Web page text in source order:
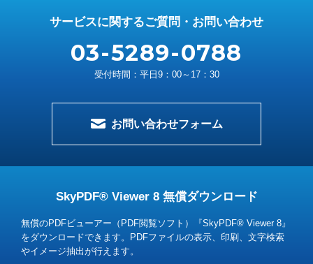
サービスに関するご質問・お問い合わせ
03-5289-0788
受付時間：平日9：00～17：30
お問い合わせフォーム
SkyPDF® Viewer 8 無償ダウンロード
無償のPDFビューアー（PDF閲覧ソフト）『SkyPDF® Viewer 8』
をダウンロードできます。 PDFファイルの表示、印刷、文字検索
やイメージ抽出が行えます。